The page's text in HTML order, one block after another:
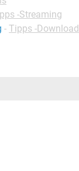
-Streaming
- Tipps -Download